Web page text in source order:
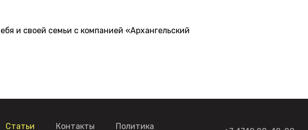
и своей семьи с компанией «Архангельский
Статьи Контакты Политика